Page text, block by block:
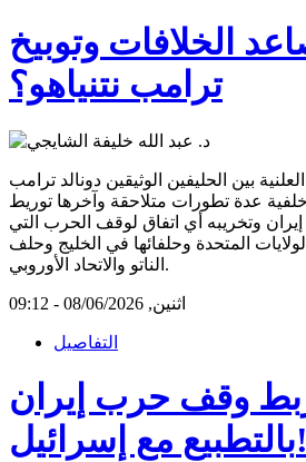
الخلافات وتوبيخ
ترامب نتنياهو؟
بين الحليفين الوثيقين دونالد ترامب
خلفية عدة تطورات متلاحقة وآخرها توريط
وتخريبه أي اتفاق لوقف الحرب التي
المتحدة وحلفائها في الخليج وحلف
الناتو والاتحاد الأوروبي.
اثنين, 08/06/2026 - 09:12
التفاصيل
وقف حرب إيران
بالتطبيع مع إسرائيل!